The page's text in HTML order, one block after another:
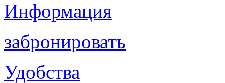
Информация
забронировать
Удобства